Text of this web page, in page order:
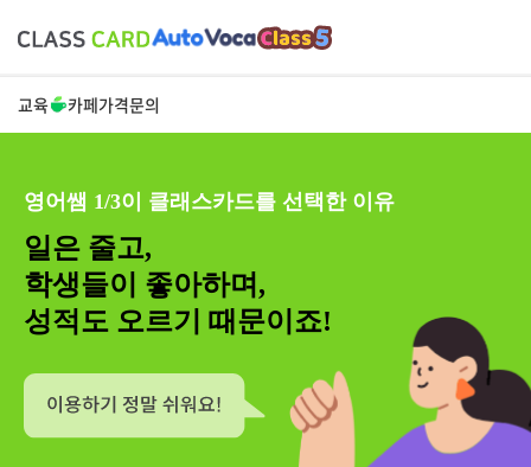
교육 카페가격문의
영어쌤 1/3이 클래스카드를 선택한 이유
일은 줄고,
학생들이 좋아하며,
성적도 오르기 때문이죠!